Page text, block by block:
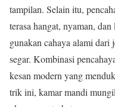
tampilan. Selain itu,
terasa hangat, nyaman,
gunakan cahaya alami dari
segar. Kombinasi
kesan modern yang
trik ini, kamar mandi